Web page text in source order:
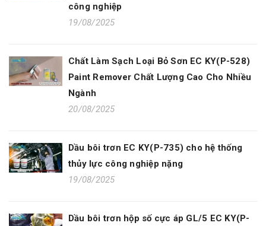
công nghiệp
19/08/2025
Chất Làm Sạch Loại Bỏ Sơn EC KY(P-528)
Paint Remover Chất Lượng Cao Cho Nhiều
Ngành
20/08/2025
Dầu bôi trơn EC KY(P-735) cho hệ thống
thủy lực công nghiệp nặng
19/08/2025
Dầu bôi trơn hộp số cực áp GL/5 EC KY(P-